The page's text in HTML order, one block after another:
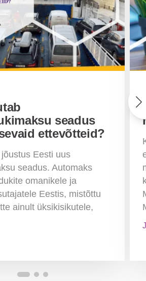
seadus
ettevõtteid?
Eesti uus
seadus. Automaks
omanikele ja
Eestis, mistõttu
ainult üksikisikutele,